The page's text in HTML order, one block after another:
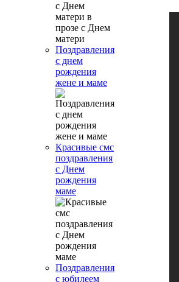
Поздравления
с днем
рождения
жене и маме
Красивые смс
поздравления
с Днем
рождения
маме
Поздравления
с юбилеем